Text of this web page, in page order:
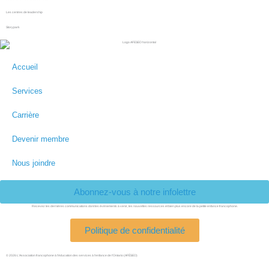
Les centres de leadership
Storypark
Accueil
Services
Carrière
Devenir membre
Nous joindre
Abonnez-vous à notre infolettre
Recevez les dernières communications dont les événements à venir, les nouvelles ressources et bien plus encore de la petite enfance francophone.
Politique de confidentialité
© 2026 L’Association francophone à l’éducation des services à l’enfance de l’Ontario (AFÉSEO)